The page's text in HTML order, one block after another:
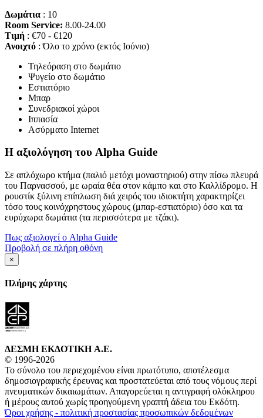
Δωμάτια : 10
Room Service: 8.00-24.00
Τιμή : €70 - €120
Ανοιχτό : Όλο το χρόνο (εκτός Ιούνιο)
Τηλεόραση στο δωμάτιο
Ψυγείο στο δωμάτιο
Εστιατόριο
Μπαρ
Συνεδριακοί χώροι
Ιππασία
Ασύρματο Internet
Η αξιολόγηση του Alpha Guide
Σε απλόχωρο κτήμα (παλιό μετόχι μοναστηριού) στην πίσω πλευρά
του Παρνασσού, με ωραία θέα στον κάμπο και στο Καλλίδρομο. Η
ρουστίκ ξύλινη επίπλωση διά χειρός του ιδιοκτήτη χαρακτηρίζει
τόσο τους κοινόχρηστους χώρους (μπαρ-εστιατόριο) όσο και τα
ευρύχωρα δωμάτια (τα περισσότερα με τζάκι).
Πως αξιολογεί ο Alpha Guide
Προβολή σε πλήρη οθόνη
×
Πλήρης χάρτης
ΔΕΣΜΗ ΕΚΔΟΤΙΚΗ A.E.
© 1996-2026
Το σύνολο του περιεχομένου είναι πρωτότυπο, αποτέλεσμα
δημοσιογραφικής έρευνας και προστατεύεται από τους νόμους περί
πνευματικών δικαιωμάτων. Απαγορεύεται η αντιγραφή ολόκληρου
ή μέρους αυτού χωρίς προηγούμενη γραπτή άδεια του Εκδότη.
Όροι χρήσης - πολιτική προστασίας προσωπικών δεδομένων